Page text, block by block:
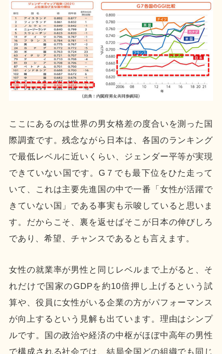
ここにあるのは世界の男女格差の度合いを測った国
際調査です。残念ながら日本は、各国のランキング
で最低レベルに近いくらい、ジェンダー平等が実現
できていない国です。G７でも最下位をひた走って
いて、これは主要先進国の中で一番「女性が活躍で
きていない国」である事実も示唆していると思いま
す。だからこそ、裏を返せばそこが日本の伸びしろ
であり、希望、チャンスであるとも言えます。
女性の就業率が男性と同じレベルまで上がると、そ
れだけで国家のGDPを約10倍押し上げるという試
算や、役員に女性がいる企業の方がパフォーマンス
が向上するという見解も出ています。理由はシンプ
ルです。国の政治や経済の中枢がほぼ中高年の男性
で構成される社会では、結局全国どの組織でも同じ